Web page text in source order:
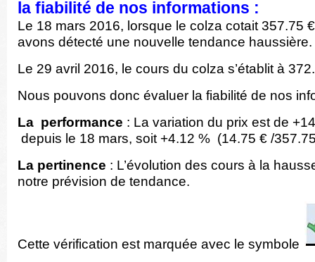
la fiabilité de nos informations :
Le 18 mars 2016, lorsque le colza cotait 357.75
avons détecté une nouvelle tendance haussière.
Le 29 avril 2016, le cours du colza s’établit à
Nous pouvons donc évaluer la fiabilité de nos
La performance : La variation du prix est de
depuis le 18 mars, soit +4.12 % (14.75 € /
La pertinence : L’évolution des cours à la
notre prévision de tendance.
Cette vérification est marquée avec le symbole